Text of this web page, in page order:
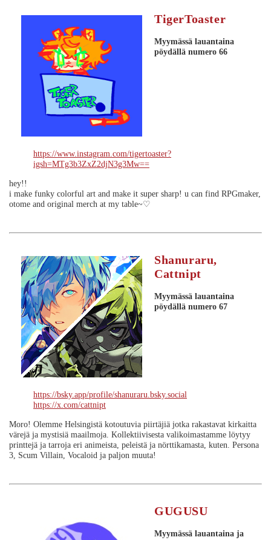
TigerToaster
Myymässä lauantaina
pöydällä numero 66
https://www.instagram.com/tigertoaster?
igsh=MTg3b3ZxZ2djN3g3Mw==
hey!!
i make funky colorful art and make it super sharp! u can find RPGmaker,
otome and original merch at my table~♡
Shanuraru,
Cattnipt
Myymässä lauantaina
pöydällä numero 67
https://bsky.app/profile/shanuraru.bsky.social
https://x.com/cattnipt
Moro! Olemme Helsingistä kotoutuvia piirtäjiä jotka rakastavat kirkaitta
värejä ja mystisiä maailmoja. Kollektiivisesta valikoimastamme löytyy
printtejä ja tarroja eri animeista, peleistä ja nörttikamasta, kuten. Persona
3, Scum Villain, Vocaloid ja paljon muuta!
GUGUSU
Myymässä lauantaina ja